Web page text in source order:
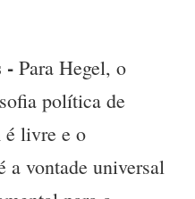
- Para Hegel, o
política de
livre e o
a vontade universal